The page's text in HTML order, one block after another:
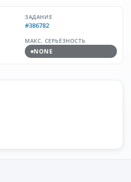
ЗАДАНИЕ
#386782
МАКС. СЕРЬЁЗНОСТЬ
NONE